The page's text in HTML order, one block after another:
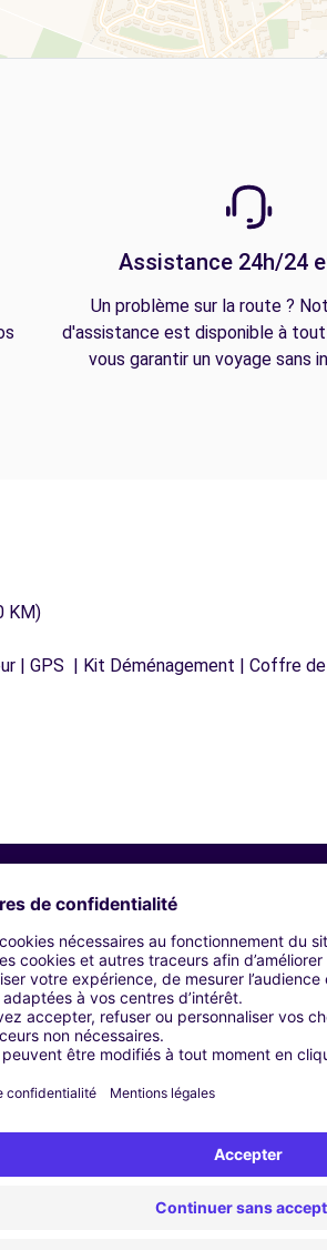
Assistance 24h/24
Un problème sur la route ?
d'assistance est disponible à
vous garantir un voyage sans
KM)
| GPS | Kit Déménagement | Coffre
Agences
(DS)
DOM - ECOURT-ST-QUENTIN (C)